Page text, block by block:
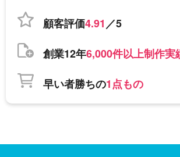
顧客評価4.91／5
創業12年6,000件以上制作実
早い者勝ちの1点もの